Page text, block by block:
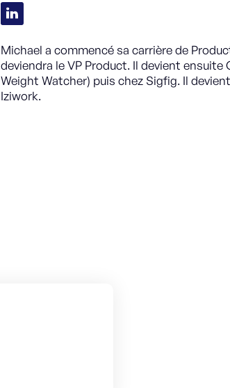
Michael a commencé sa carrière de
deviendra le VP Product. Il devient
Weight Watcher) puis chez Sigfig. Il
Iziwork.